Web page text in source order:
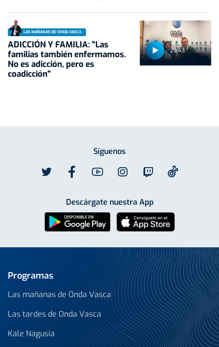
23:43
LAS MAÑANAS DE ONDA VASCA
ADICCIÓN Y FAMILIA: "Las
familias también enfermamos.
No es adicción, pero es
coadicción"
Síguenos
Descárgate nuestra App
Programas
Las mañanas de Onda Vasca
Las tardes de Onda Vasca
Kale Nagusia